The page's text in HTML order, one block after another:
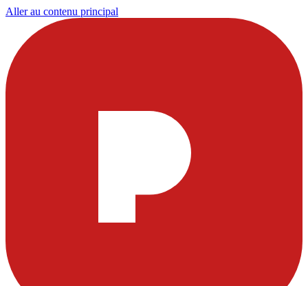
Aller au contenu principal